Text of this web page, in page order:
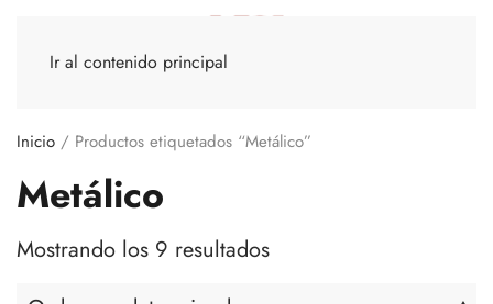
Ir al contenido principal
Inicio / Productos etiquetados “Metálico”
Metálico
Mostrando los 9 resultados